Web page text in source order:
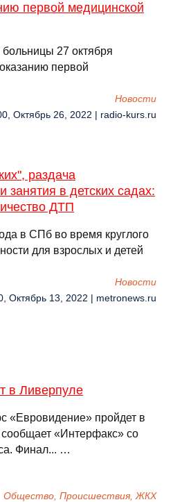
первой медицинской
больницы 27 октября
первой
Новости
Октябрь 26, 2022 | radio-kurs.ru
раздача
в детских садах:
ДТП
в СПб во время круглого
для взрослых и детей
Новости
Октябрь 13, 2022 | metronews.ru
в Ливерпуле
«Евровидение» пройдет в
«Интерфакс» со
Финал... …
Общество, Происшествия, ЖКХ